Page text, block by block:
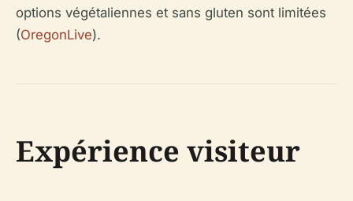
options végétaliennes et sans gluten sont limitées
(OregonLive).
Expérience visiteur